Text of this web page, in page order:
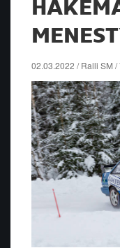
02.03.2022 / Ralli SM /